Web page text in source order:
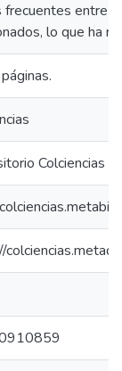
frecuentes entre
lo que ha
Colciencias